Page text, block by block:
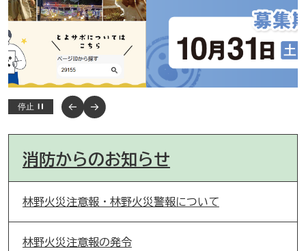
停止
消防からのお知らせ
林野火災注意報・林野火災警報について
林野火災注意報の発令